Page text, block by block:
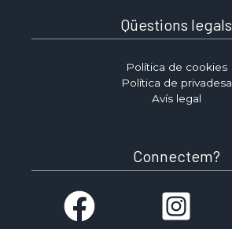
Qüestions legals
Política de cookies
Política de privadesa
Avís legal
Connectem?